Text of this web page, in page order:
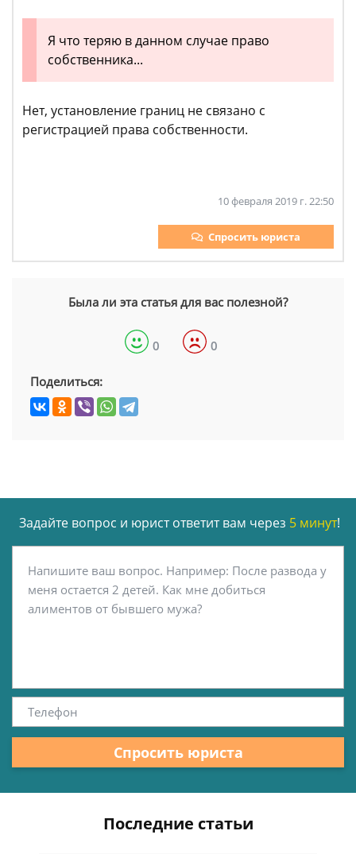
Я что теряю в данном случае право
собственника...
Нет, установление границ не связано с
регистрацией права собственности.
10 февраля 2019 г. 22:50
Спросить юриста
Была ли эта статья для вас полезной?
0 0
Поделиться:
Задайте вопрос и юрист ответит вам через 5 минут!
Спросить юриста
Последние статьи